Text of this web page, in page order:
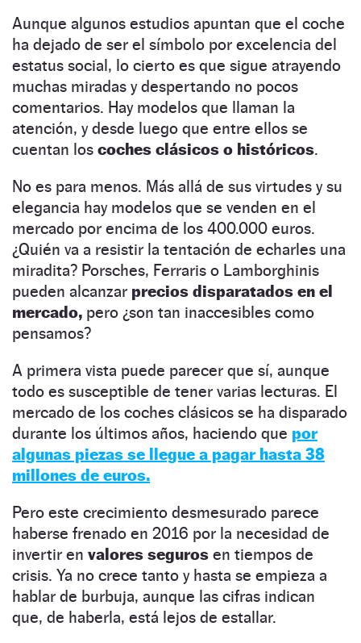
Aunque algunos estudios apuntan que el coche
ha dejado de ser el símbolo por excelencia del
estatus social, lo cierto es que sigue atrayendo
muchas miradas y despertando no pocos
comentarios. Hay modelos que llaman la
atención, y desde luego que entre ellos se
cuentan los coches clásicos o históricos.
No es para menos. Más allá de sus virtudes y su
elegancia hay modelos que se venden en el
mercado por encima de los 400.000 euros.
¿Quién va a resistir la tentación de echarles una
miradita? Porsches, Ferraris o Lamborghinis
pueden alcanzar precios disparatados en el
mercado, pero ¿son tan inaccesibles como
pensamos?
A primera vista puede parecer que sí, aunque
todo es susceptible de tener varias lecturas. El
mercado de los coches clásicos se ha disparado
durante los últimos años, haciendo que por
algunas piezas se llegue a pagar hasta 38
millones de euros.
Pero este crecimiento desmesurado parece
haberse frenado en 2016 por la necesidad de
invertir en valores seguros en tiempos de
crisis. Ya no crece tanto y hasta se empieza a
hablar de burbuja, aunque las cifras indican
que, de haberla, está lejos de estallar.